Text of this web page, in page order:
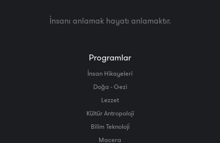
İnsanı anlamak hayatı anlamaktır.
Programlar
İnsan Hikayeleri
Doğa - Gezi
Lezzet
Kültür Antropoloji
Bilim Teknoloji̇
Macera